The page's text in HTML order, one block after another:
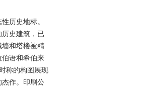
历史地标。
史建筑，已
和塔楼被精
语和希伯来
称的构图展现
作。印刷公